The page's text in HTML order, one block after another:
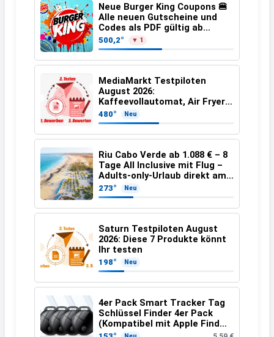
Neue Burger King Coupons 🍔
Alle neuen Gutscheine und
Codes als PDF gültig ab
25.07.2026 bis 04.09.2026
500,2° ▼ 1
MediaMarkt Testpiloten
August 2026:
Kaffeevollautomat, Air Fryer,
Shark ChillPill und
Staubsauger
480° Neu
Riu Cabo Verde ab 1.088 € – 8
Tage All Inclusive mit Flug –
Adults-only-Urlaub direkt am
Strand
273° Neu
Saturn Testpiloten August
2026: Diese 7 Produkte könnt
Ihr testen
198° Neu
4er Pack Smart Tracker Tag
Schlüssel Finder 4er Pack
(Kompatibel mit Apple Find
My APP (nur iOS))